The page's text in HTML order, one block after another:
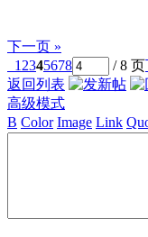
下一页 »
1 2345678 / 8 页
返回列表
高级模式
B Color Image Link